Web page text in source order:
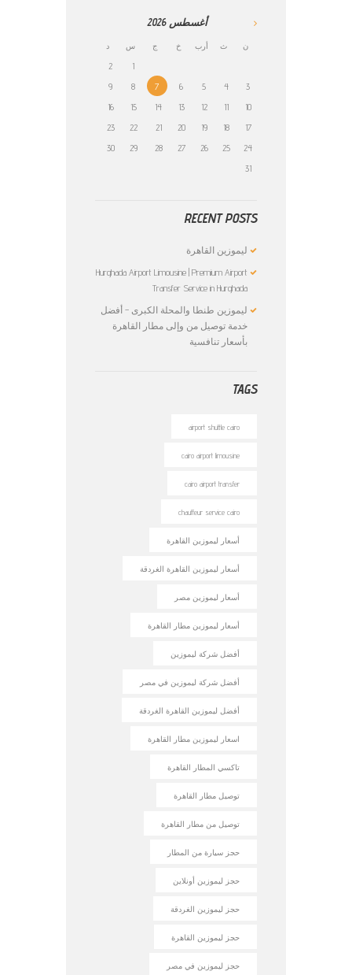
أغسطس2026
ن ث أرب خ ج س د
1
2
3
4
5
6
7
8
9
10
11
12
13
14
15
16
17
18
19
20
21
22
23
24
25
26
27
28
29
30
31
RECENT POSTS
ليموزين القاهرة
Hurghada Airport Limousine | Premium Airport
Transfer Service in Hurghada
ليموزين طنطا والمحلة الكبرى – أفضل
خدمة توصيل من وإلى مطار القاهرة
بأسعار تنافسية
TAGS
airport shuttle cairo
cairo airport limousine
cairo airport transfer
chauffeur service cairo
أسعار ليموزين القاهرة
أسعار ليموزين القاهرة الغردقة
أسعار ليموزين مصر
أسعار ليموزين مطار القاهرة
أفضل شركة ليموزين
أفضل شركة ليموزين في مصر
أفضل ليموزين القاهرة الغردقة
اسعار ليموزين مطار القاهرة
تاكسي المطار القاهرة
توصيل مطار القاهرة
توصيل من مطار القاهرة
حجز سيارة من المطار
حجز ليموزين أونلاين
حجز ليموزين الغردقة
حجز ليموزين القاهرة
حجز ليموزين في مصر